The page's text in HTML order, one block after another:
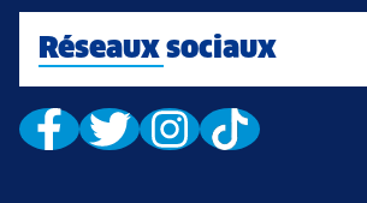
Réseaux sociaux